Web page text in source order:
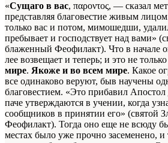
«Сущаго в вас, παροντος, — сказал
представляя благовестие живым
только вас и потом, мимошедши,
пребывает и господствует над вами»
блаженный Феофилакт). Что в начале
лее возвещает и теперь; и это не
мире. Якоже и во всем мире. Какое
все одинаково веруют, быв научены
благовестием. «Это прибавил Апостол
паче утверждаются в учении, когда
сообщников в принятии его» (святой
Феофилакт). Тогда оно еще не всюду
местах было уже прочно засеменено, и